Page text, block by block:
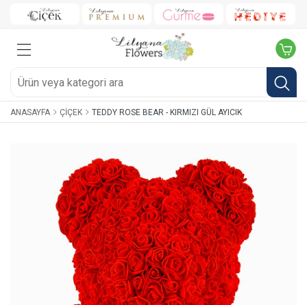
ANASAYFA ÇIÇEK TEDDY ROSE BEAR - KIRMIZI GÜL AYICIK